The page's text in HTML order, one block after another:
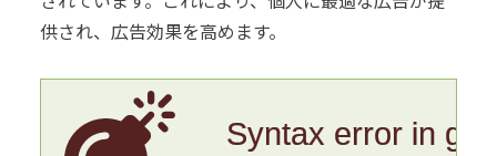
供され、広告効果を高めます。
Syntax error in